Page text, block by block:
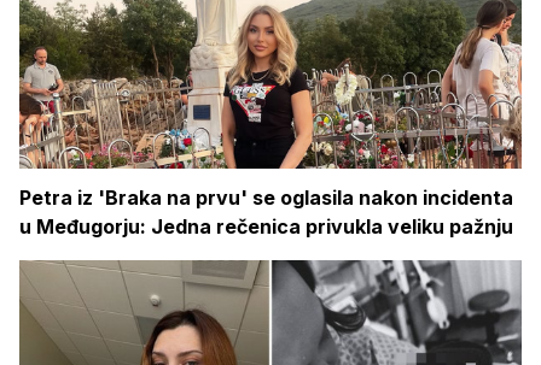
Petra iz 'Braka na prvu' se oglasila nakon incidenta
u Međugorju: Jedna rečenica privukla veliku pažnju